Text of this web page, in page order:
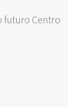
futuro Centro